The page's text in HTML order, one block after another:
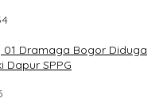
01 Dramaga Bogor Diduga
Dapur SPPG